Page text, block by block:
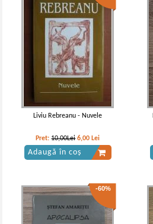
Liviu Rebreanu - Nuvele
Pret:10,00Lei 6,00 Lei
Adaugă în coș
-60%